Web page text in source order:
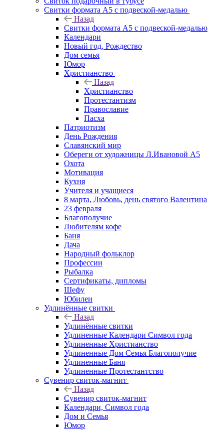
Свитки формата А5 с подвеской-медалью
Назад
Свитки формата А5 с подвеской-медалью
Календари
Новый год, Рождество
Дом семья
Юмор
Христианство
Назад
Христианство
Протестантизм
Православие
Пасха
Патриотизм
День Рождения
Славянский мир
Обереги от художницы Л.Ивановой А5
Охота
Мотивация
Кухня
Учителя и учащиеся
8 марта, Любовь, день святого Валентина
23 февраля
Благополучие
Любителям кофе
Баня
Дача
Народный фольклор
Профессии
Рыбалка
Сертификаты, дипломы
Шефу
Юбилеи
Удлинённые свитки
Назад
Удлинённые свитки
Удлиненные Календари Символ года
Удлиненные Христианство
Удлиненные Дом Семья Благополучие
Удлиненные Баня
Удлиненные Протестантство
Сувенир свиток-магнит
Назад
Сувенир свиток-магнит
Календари, Символ года
Дом и Семья
Юмор